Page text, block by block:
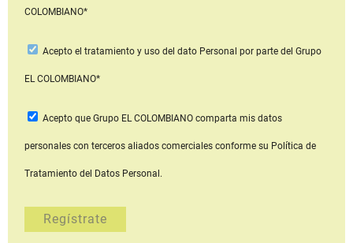
COLOMBIANO*
Acepto el tratamiento y uso del dato Personal por parte del Grupo
EL COLOMBIANO*
Acepto que Grupo EL COLOMBIANOcomparta mis datos
personales con terceros aliados comerciales conforme su Política de
Tratamiento del Datos Personal.